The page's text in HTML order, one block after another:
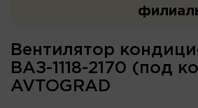
Вентилятор
ВАЗ-1118-2170 (под
AVTOGRAD